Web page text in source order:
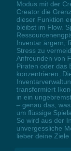
Modus mit der
Creator die
dieser Funktion
bleibst im Flow.
Inventar ärgern,
Stress zu
Anfreunden von
Piraten oder das
konzentrieren.
transformiert
in ein
– genau das,
um flüssige
So wird aus der
unvergessliche
lieber deine Ziele